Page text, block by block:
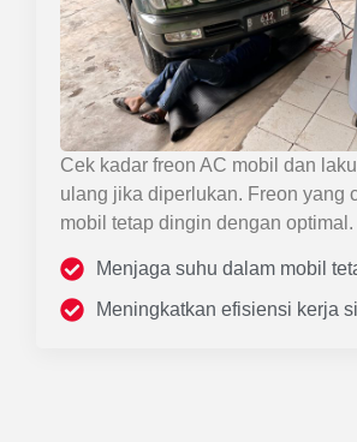
Cek kadar freon AC mobil dan
ulang jika diperlukan. Freon yang
mobil tetap dingin dengan optimal.
Menjaga suhu dalam mobil
Meningkatkan efisiensi kerja